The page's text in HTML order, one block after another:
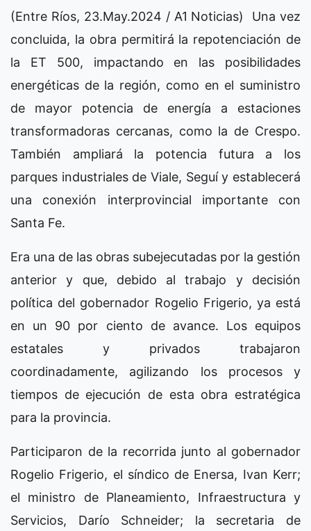
(Entre Ríos, 23.May.2024 / A1 Noticias) Una vez
concluida, la obra permitirá la repotenciación de
la ET 500, impactando en las posibilidades
energéticas de la región, como en el suministro
de mayor potencia de energía a estaciones
transformadoras cercanas, como la de Crespo.
También ampliará la potencia futura a los
parques industriales de Viale, Seguí y establecerá
una conexión interprovincial importante con
Santa Fe.
Era una de las obras subejecutadas por la gestión
anterior y que, debido al trabajo y decisión
política del gobernador Rogelio Frigerio, ya está
en un 90 por ciento de avance. Los equipos
estatales y privados trabajaron
coordinadamente, agilizando los procesos y
tiempos de ejecución de esta obra estratégica
para la provincia.
Participaron de la recorrida junto al gobernador
Rogelio Frigerio, el síndico de Enersa, Ivan Kerr;
el ministro de Planeamiento, Infraestructura y
Servicios, Darío Schneider; la secretaria de